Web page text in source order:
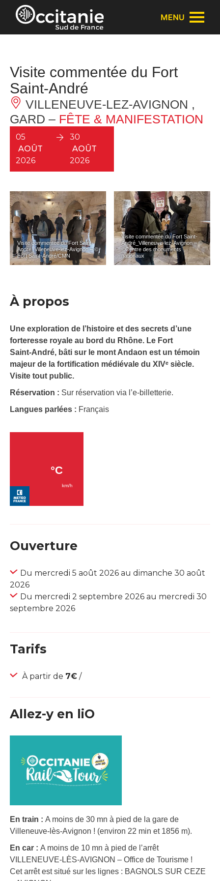
Panneau de gestion des cookies
MENU
Visite commentée du Fort
Saint-André
VILLENEUVE-LEZ-AVIGNON ,
GARD – FÊTE & MANIFESTATION
05
AOÛT
2026
30
AOÛT
2026
Visite commentée du Fort Saint-
André_Villeneuve-lez-Avignon – ©
Fort Saint-André/CMN
Visite commentée du Fort Saint-
André_Villeneuve-lez-Avignon – ©
©Centre des monuments
nationaux
À propos
Une exploration de l’histoire et des secrets d’une
forteresse royale au bord du Rhône. Le Fort
Saint‑André, bâti sur le mont Andaon est un témoin
majeur de la fortification médiévale du XIVᵉ siècle.
Visite tout public.
Réservation : Sur réservation via l’e-billetterie.
Langues parlées : Français
Ouverture
Du mercredi 5 août 2026 au dimanche 30 août
2026
Du mercredi 2 septembre 2026 au mercredi 30
septembre 2026
Tarifs
À partir de 7€ /
Allez-y en liO
En train : A moins de 30 mn à pied de la gare de
Villeneuve-lès-Avignon ! (environ 22 min et 1856 m).
En car : A moins de 10 mn à pied de l’arrêt
VILLENEUVE-LÈS-AVIGNON – Office de Tourisme !
Cet arrêt est situé sur les lignes : BAGNOLS SUR CEZE